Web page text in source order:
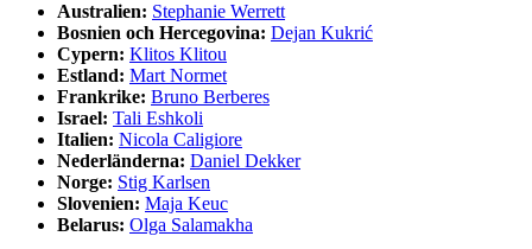
Australien: Stephanie Werrett
Bosnien och Hercegovina: Dejan Kukrić
Cypern: Klitos Klitou
Estland: Mart Normet
Frankrike: Bruno Berberes
Israel: Tali Eshkoli
Italien: Nicola Caligiore
Nederländerna: Daniel Dekker
Norge: Stig Karlsen
Slovenien: Maja Keuc
Belarus: Olga Salamakha